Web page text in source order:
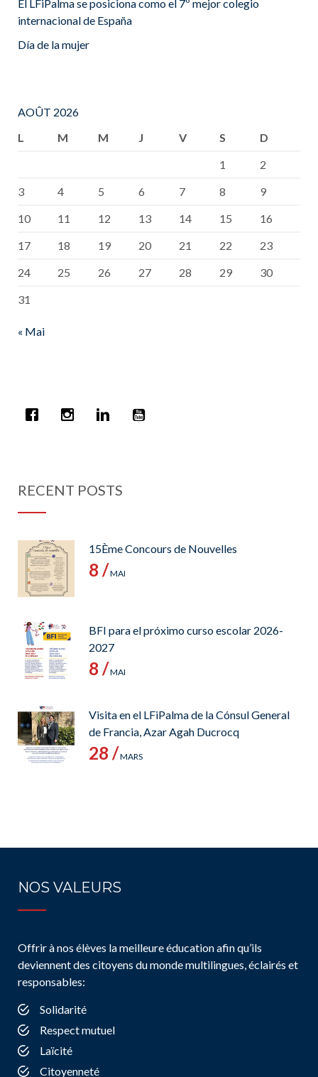
El LFiPalma se posiciona como el 7º mejor colegio
internacional de España
Día de la mujer
AOÛT 2026
L
M M J V S
D
1
2
3
4 5 6 7 8
9
10
11 12 13 14 15
16
17
18 19 20 21 22
23
24
25 26 27 28 29
30
31
« Mai
RECENT POSTS
15Ème Concours de Nouvelles
8 /MAI
BFI para el próximo curso escolar 2026-
2027
8 /MAI
Visita en el LFiPalma de la Cónsul General
de Francia, Azar Agah Ducrocq
28 /MARS
NOS VALEURS
Offrir à nos élèves la meilleure éducation afin qu’ils
deviennent des citoyens du monde multilingues, éclairés et
responsables:
Solidarité
Respect mutuel
Laïcité
Citoyenneté